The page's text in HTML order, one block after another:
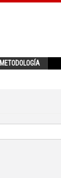
METODOLOGÍA